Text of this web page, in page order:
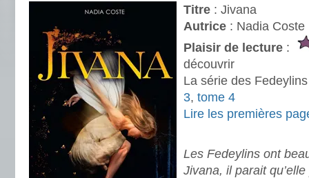
Titre : Jivana
Autrice : Nadia Coste
Plaisir de lecture :
découvrir
La série des
3, tome 4
Lire les premières
Les Fedeylins ont
Jivana, il parait